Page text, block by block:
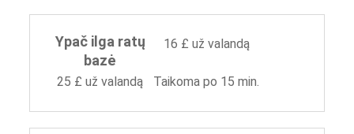
Ypač ilga ratų
bazė
16 £ už valandą
25 £ už valandą Taikoma po 15 min.